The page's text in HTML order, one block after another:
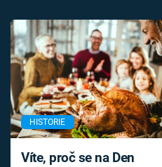
HISTORIE
Víte, proč se na Den